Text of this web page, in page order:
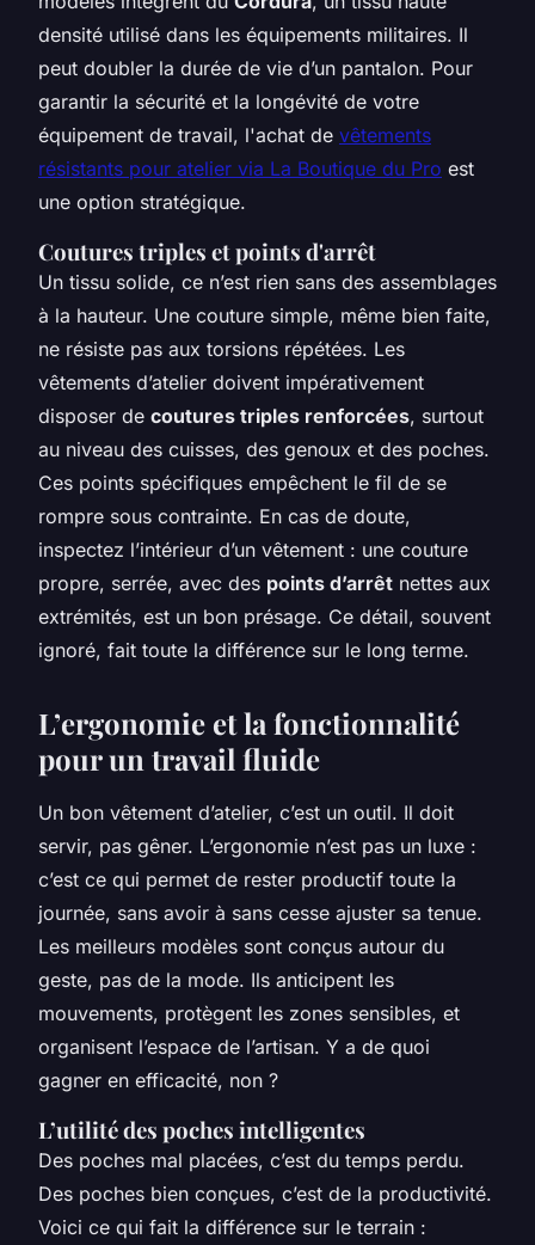
densité utilisé dans les équipements militaires. Il
peut doubler la durée de vie d’un pantalon. Pour
garantir la sécurité et la longévité de votre
équipement de travail, l'achat de vêtements
résistants pour atelier via La Boutique du Pro est
une option stratégique.
Coutures triples et points d'arrêt
Un tissu solide, ce n’est rien sans des assemblages
à la hauteur. Une couture simple, même bien faite,
ne résiste pas aux torsions répétées. Les
vêtements d’atelier doivent impérativement
disposer de coutures triples renforcées, surtout
au niveau des cuisses, des genoux et des poches.
Ces points spécifiques empêchent le fil de se
rompre sous contrainte. En cas de doute,
inspectez l’intérieur d’un vêtement : une couture
propre, serrée, avec des points d’arrêt nettes aux
extrémités, est un bon présage. Ce détail, souvent
ignoré, fait toute la différence sur le long terme.
L’ergonomie et la fonctionnalité
pour un travail fluide
Un bon vêtement d’atelier, c’est un outil. Il doit
servir, pas gêner. L’ergonomie n’est pas un luxe :
c’est ce qui permet de rester productif toute la
journée, sans avoir à sans cesse ajuster sa tenue.
Les meilleurs modèles sont conçus autour du
geste, pas de la mode. Ils anticipent les
mouvements, protègent les zones sensibles, et
organisent l’espace de l’artisan. Y a de quoi
gagner en efficacité, non ?
L’utilité des poches intelligentes
Des poches mal placées, c’est du temps perdu.
Des poches bien conçues, c’est de la productivité.
Voici ce qui fait la différence sur le terrain :